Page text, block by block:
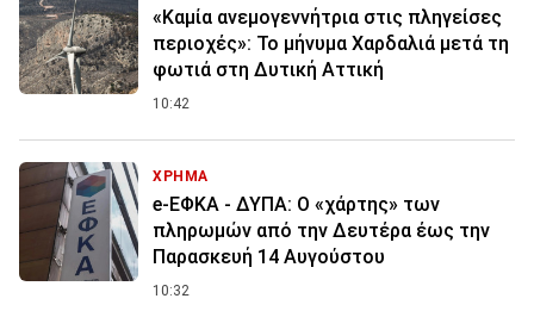
«Καμία ανεμογεννήτρια στις πληγείσες
περιοχές»: Το μήνυμα Χαρδαλιά μετά τη
φωτιά στη Δυτική Αττική
10:42
ΧΡΗΜΑ
e-ΕΦΚΑ - ΔΥΠΑ: Ο «χάρτης» των
πληρωμών από την Δευτέρα έως την
Παρασκευή 14 Αυγούστου
10:32